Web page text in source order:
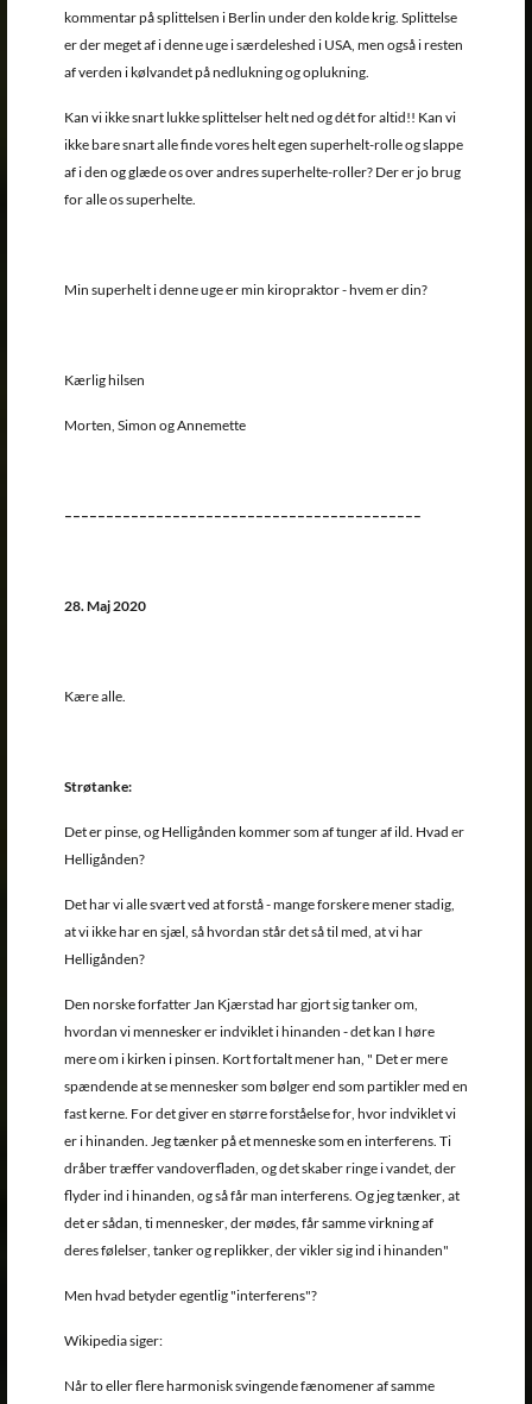
kommentar på splittelsen i Berlin under den kolde krig. Splittelse
er der meget af i denne uge i særdeleshed i USA, men også i resten
af verden i kølvandet på nedlukning og oplukning.
Kan vi ikke snart lukke splittelser helt ned og dét for altid!! Kan vi
ikke bare snart alle finde vores helt egen superhelt-rolle og slappe
af i den og glæde os over andres superhelte-roller? Der er jo brug
for alle os superhelte.
Min superhelt i denne uge er min kiropraktor - hvem er din?
Kærlig hilsen
Morten, Simon og Annemette
–––––––––––––––––––––––––––––––––––––––––––
28. Maj 2020
Kære alle.
Strøtanke:
Det er pinse, og Helligånden kommer som af tunger af ild. Hvad er
Helligånden?
Det har vi alle svært ved at forstå - mange forskere mener stadig,
at vi ikke har en sjæl, så hvordan står det så til med, at vi har
Helligånden?
Den norske forfatter Jan Kjærstad har gjort sig tanker om,
hvordan vi mennesker er indviklet i hinanden - det kan I høre
mere om i kirken i pinsen. Kort fortalt mener han, " Det er mere
spændende at se mennesker som bølger end som partikler med en
fast kerne. For det giver en større forståelse for, hvor indviklet vi
er i hinanden. Jeg tænker på et menneske som en interferens. Ti
dråber træffer vandoverfladen, og det skaber ringe i vandet, der
flyder ind i hinanden, og så får man interferens. Og jeg tænker, at
det er sådan, ti mennesker, der mødes, får samme virkning af
deres følelser, tanker og replikker, der vikler sig ind i hinanden"
Men hvad betyder egentlig "interferens"?
Wikipedia siger:
Når to eller flere harmonisk svingende fænomener af samme